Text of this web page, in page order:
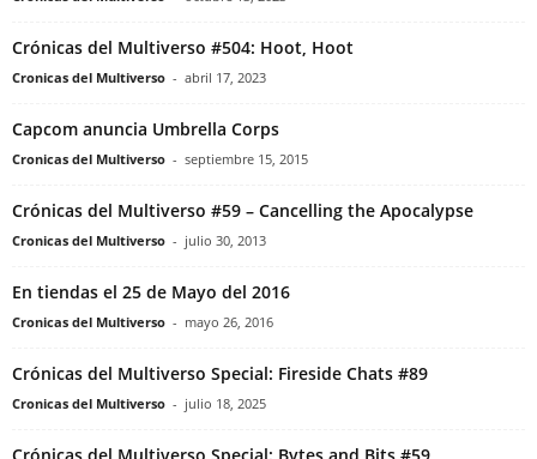
Crónicas del Multiverso #504: Hoot, Hoot
Cronicas del Multiverso - abril 17, 2023
Capcom anuncia Umbrella Corps
Cronicas del Multiverso - septiembre 15, 2015
Crónicas del Multiverso #59 – Cancelling the Apocalypse
Cronicas del Multiverso - julio 30, 2013
En tiendas el 25 de Mayo del 2016
Cronicas del Multiverso - mayo 26, 2016
Crónicas del Multiverso Special: Fireside Chats #89
Cronicas del Multiverso - julio 18, 2025